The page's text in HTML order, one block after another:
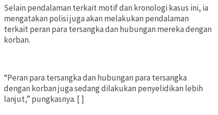
Selain pendalaman terkait motif dan kronologi kasus ini, ia
mengatakan polisi juga akan melakukan pendalaman
terkait peran para tersangka dan hubungan mereka dengan
korban.
“Peran para tersangka dan hubungan para tersangka
dengan korban juga sedang dilakukan penyelidikan lebih
lanjut,” pungkasnya. [ ]